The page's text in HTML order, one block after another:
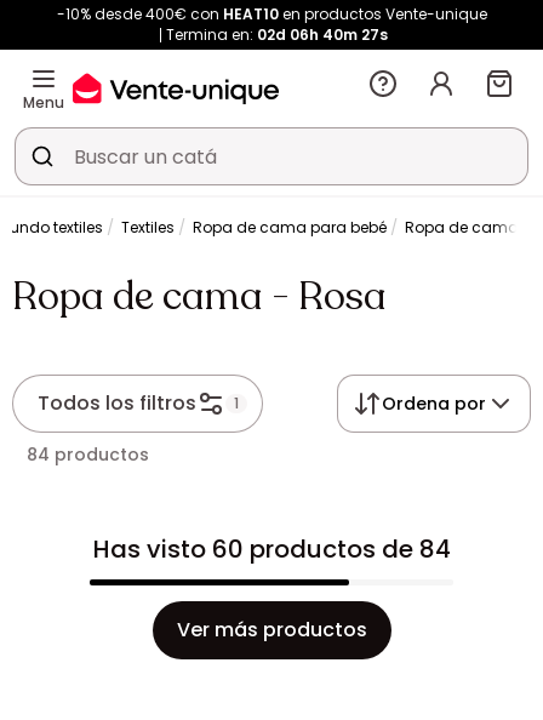
-10% desde 400€ con HEAT10en productos Vente-unique
Termina en: 02d 06h 40m 27s
Menu
textiles Textiles Ropa de cama para bebé Ropa de cama -
Ropa de cama - Rosa
Todos los filtros 1 Ordena por
84 productos
Has visto 60 productos de 84
Ver más productos